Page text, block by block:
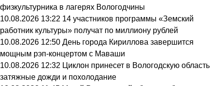
физкультурника в лагерях Вологодчины
10.08.2026 13:22 14 участников программы «Земский
работник культуры» получат по миллиону рублей
10.08.2026 12:50 День города Кириллова завершится
мощным рэп-концертом с Маваши
10.08.2026 12:32 Циклон принесет в Вологодскую область
затяжные дожди и похолодание